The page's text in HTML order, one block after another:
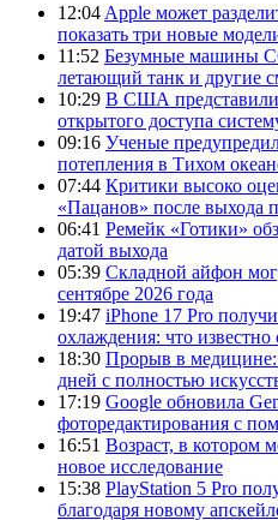
12:04 Apple может
показать три новые
11:52 Безумные машины
летающий танк и другие
10:29 В США
открытого доступа
09:16 Ученые
потепления в Тихом
07:44 Критики высоко
«Пацанов» после выхода
06:41 Ремейк «Готики»
датой выхода
05:39 Складной айфон
сентябре 2026 года
19:47 iPhone 17 Pro
охлаждения: что
18:30 Прорыв в
дней с полностью
17:19 Google обновила
фоторедактирования с
16:51 Возраст, в котором
новое исследование
15:38 PlayStation 5 Pro
благодаря новому